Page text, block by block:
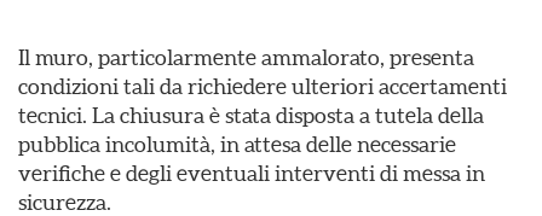
Il muro, particolarmente ammalorato, presenta
condizioni tali da richiedere ulteriori accertamenti
tecnici. La chiusura è stata disposta a tutela della
pubblica incolumità, in attesa delle necessarie
verifiche e degli eventuali interventi di messa in
sicurezza.